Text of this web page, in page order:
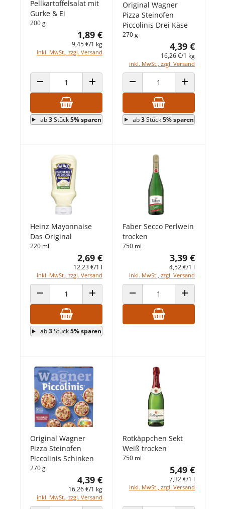
Pellkartoffelsalat mit
Gurke & Ei
200 g
1,89 €
9,45 €/1 kg
inkl. MwSt., zzgl. Versand
ANZAHL VERRINGERNANZAHL ERHÖHEN
ab3Stück5% sparen
Original Wagner
Pizza Steinofen
Piccolinis Drei Käse
270 g
4,39 €
16,26 €/1 kg
inkl. MwSt., zzgl. Versand
ANZAHL VERRINGERNANZAHL
ab3Stück5% sparen
Heinz Mayonnaise
Das Original
220 ml
2,69 €
12,23 €/1 l
inkl. MwSt., zzgl. Versand
ANZAHL VERRINGERNANZAHL ERHÖHEN
ab3Stück5% sparen
Faber Secco Perlwein
trocken
750 ml
3,39 €
4,52 €/1 l
inkl. MwSt., zzgl. Versand
ANZAHL VERRINGERNANZAHL
Original Wagner
Pizza Steinofen
Piccolinis Schinken
270 g
4,39 €
16,26 €/1 kg
inkl. MwSt., zzgl. Versand
Rotkäppchen Sekt
Weiß trocken
750 ml
5,49 €
7,32 €/1 l
inkl. MwSt., zzgl. Versand